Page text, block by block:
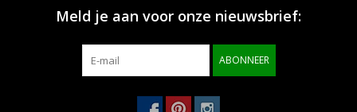
Meld je aan voor onze nieuwsbrief:
ABONNEER